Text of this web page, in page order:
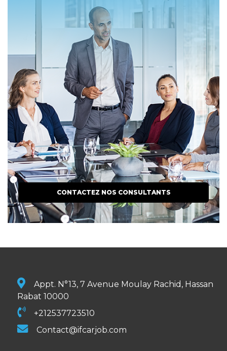
CONTACTEZ NOS CONSULTANTS
Appt. N°13, 7 Avenue Moulay Rachid, Hassan
Rabat 10000
+212537723510
Contact@ifcarjob.com